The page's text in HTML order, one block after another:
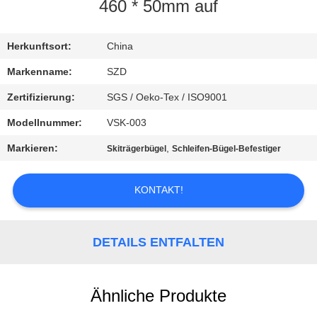
MIT
UNS
NEUIGKEITEN
ANGEBOT
DATENSCHUTZRICHTLINIE
460 * 50mm auf
Herkunftsort: China
Markenname: SZD
Zertifizierung: SGS / Oeko-Tex / ISO9001
Modellnummer: VSK-003
Markieren: Skiträgerbügel ,Schleifen-Bügel-Befestiger
KONTAKT!
DETAILS ENTFALTEN
Ähnliche Produkte